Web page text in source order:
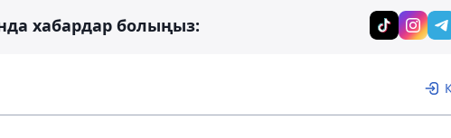
хабардар болыңыз: